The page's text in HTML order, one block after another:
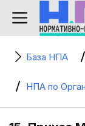
База НПА
НПА по